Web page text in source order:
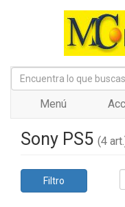
Menú
Sony PS5 (4
Filtro